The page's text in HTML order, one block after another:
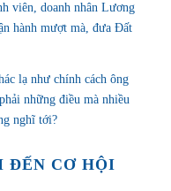
viên, doanh nhân Lương
hành mượt mà, đưa Đất
lạ như chính cách ông
những điều mà nhiều
nghĩ tới?
ĐẾN CƠ HỘI